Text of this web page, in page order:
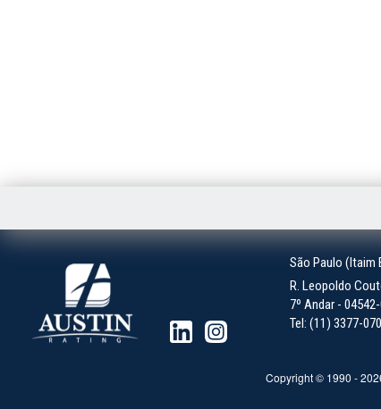
São Paulo (Itaim
R. Leopoldo
7º Andar -
Tel: (11) 3377-
Copyright © 1990 -